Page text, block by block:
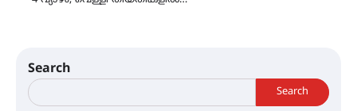
Search
Search